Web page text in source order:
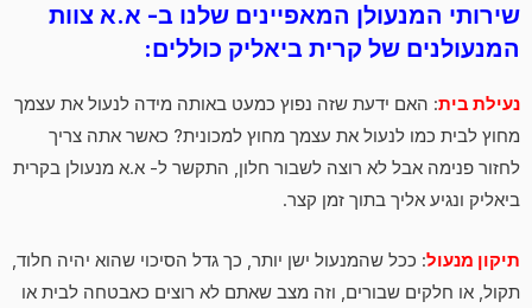
שירותי המנעולן המאפיינים שלנו ב- א.א צוות
המנעולנים של קרית ביאליק כוללים:
נעילת בית: האם ידעת שזה נפוץ כמעט באותה מידה לנעול את עצמך
מחוץ לבית כמו לנעול את עצמך מחוץ למכונית? כאשר אתה צריך
לחזור פנימה אבל לא רוצה לשבור חלון, התקשר ל- א.א מנעולן בקרית
ביאליק ונגיע אליך בתוך זמן קצר.
תיקון מנעול: ככל שהמנעול ישן יותר, כך גדל הסיכוי שהוא יהיה חלוד,
תקול, או חלקים שבורים, וזה מצב שאתם לא רוצים כאבטחה לבית או